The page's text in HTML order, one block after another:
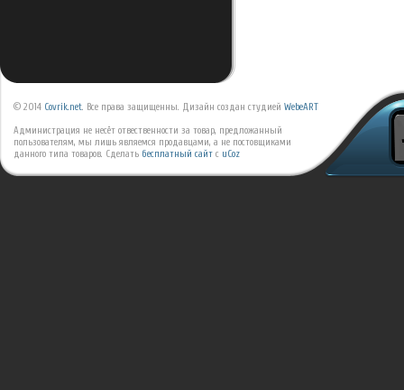
© 2014 Covrik.net. Все права защищенны. Дизайн создан студией WebeART
Администрация не несёт отвественности за товар, предложанный
пользователям, мы лишь являемся продавцами, а не постовщиками
данного типа товаров. Сделать бесплатный сайт с uCoz